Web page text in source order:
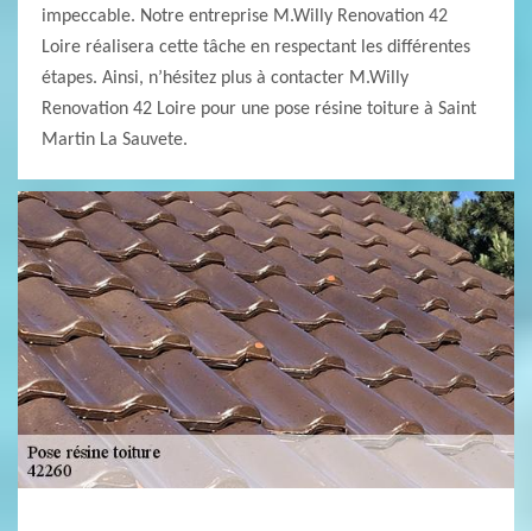
impeccable. Notre entreprise M.Willy Renovation 42
Loire réalisera cette tâche en respectant les différentes
étapes. Ainsi, n’hésitez plus à contacter M.Willy
Renovation 42 Loire pour une pose résine toiture à Saint
Martin La Sauvete.